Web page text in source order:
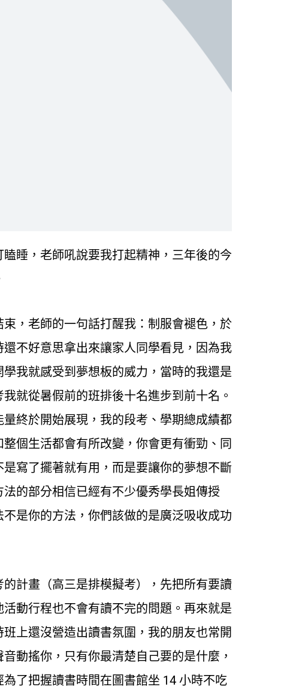
睡，老師吼說要我打起精神，三年後的今
，老師的一句話打醒我：制服會褪色，於
不好意思拿出來讓家人同學看見，因為我
我就感受到夢想板的威力，當時的我還是
就從暑假前的班排後十名進步到前十名。
終於開始展現，我的段考、學期總成績都
個生活都會有所改變，你會更有衝勁、同
寫了擺著就有用，而是要讓你的夢想不斷
的部分相信已經有不少優秀學長姐傳授
是你的方法，你們該做的是廣泛吸收成功
計畫（高三是排模擬考），先把所有要讀
動行程也不會有讀不完的問題。再來就是
上還沒營造出讀書氛圍，我的朋友也常開
動搖你，只有你最清楚自己要的是什麼，
了把握讀書時間在圖書館坐 14 小時不吃